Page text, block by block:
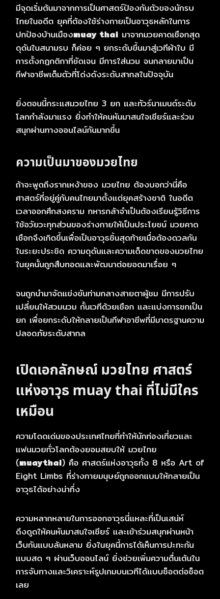
มีจุดเริ่มต้นมาจากการเป็นศาสตร์ป้องกันตัวของนักรบ
ไทยในอดีต ยุคที่ต้องใช้ร่างกายเป็นอาวุธหลักในการ
ปกป้องบ้านเมืองmuay thai มาจากมวยคาดเชือกสุด
ดุดันในสนามรบ ก็ค่อย ๆ ยกระดับขึ้นมาสู่เวทีผ้าใบ มี
การตั้งกฎกติกาที่ชัดเจน มีการใส่นวม จนกลายมาเป็น
กีฬาอาชีพเต็มตัวที่โด่งดังระดับสากลในปัจจุบัน
ยิ่งตอนนี้กระแสมวยไทย 3 ยก และทัวร์นาเมนต์ระดับ
โลกกำลังมาแรง ยิ่งทำให้คนหันมาสนใจเชียร์และร่วม
สนุกผ่านทางออนไลน์กันมากขึ้น
ความเป็นมาของมวยไทย
ถ้าจะพูดถึงรากเหง้าของ มวยไทย ต้องบอกว่านี่คือ
ศาสตร์ที่อยู่คู่กับคนไทยมาตั้งแต่ยุคสร้างชาติ ในอดีต
เวลาออกศึกสงคราม ทหารกล้าจำเป็นต้องเรียนรู้วิธีการ
ใช้อวัยวะทุกส่วนของร่างกายให้เป็นประโยชน์ มวยคาด
เชือกจึงเกิดขึ้นเพื่อเป็นอาวุธชิ้นสุดท้ายเมื่อต้องดวลกัน
ในระยะประชิด ความดุดันและความเด็ดขาดของมวยไทย
ในยุคนั้นถูกสืบทอดและพัฒนาต่อยอดมาเรื่อย ๆ
จนถูกนำมาจัดแข่งขันท่ามกลางสายตาผู้ชม มีการปรับ
เปลี่ยนให้สวมนวม กั้นเวทีด้วยเชือก และแบ่งการชกเป็น
ยก เพื่อยกระดับให้กลายเป็นกีฬาอาชีพที่มีมาตรฐานความ
ปลอดภัยระดับสากล
เปิดเอกลักษณ์ มวยไทย ศาสตร์
แห่งอาวุธ muay thai ที่ไม่มีใคร
เหมือน
ความโดดเด่นของประเทศไทยที่ทำให้นักท่องเที่ยวและ
แฟนมวยทั่วโลกต้องยอมสยบให้ มวยไทย
(muaythai) คือ ศาสตร์แห่งอาวุธทั้ง 8 หรือ Art of
Eight Limbs ที่ร่างกายมนุษย์ถูกออกแบบให้กลายเป็น
อาวุธได้อย่างน่าทึ่ง
ความหลากหลายในการออกอาวุธนี่แหละที่เป็นเสน่ห์
ดึงดูดให้คนหันมาสนใจเชียร์ และเข้าร่วมสนุกผ่านหน้า
เว็บกันแบบล้นหลาม ยิ่งในยุคนี้การได้เห็นการปะทะกัน
แบบสด ๆ ผ่านเว็บออนไลน์ ยิ่งช่วยเพิ่มความตื่นเต้นใน
การจับทางและวิเคราะห์รูปเกมบนเวทีได้แบบช็อตต่อช็อต
เลย